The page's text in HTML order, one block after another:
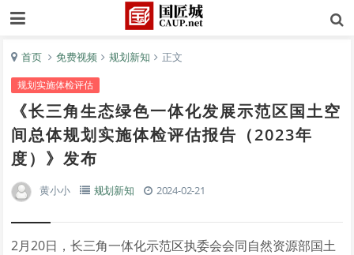
首页 免费视频 规划新知 正文
规划实施体检评估
《长三角生态绿色一体化发展示范区国土空
间总体规划实施体检评估报告（2023年
度）》发布
黄小小 规划新知 2024-02-21
2月20日，长三角一体化示范区执委会会同自然资源部国土